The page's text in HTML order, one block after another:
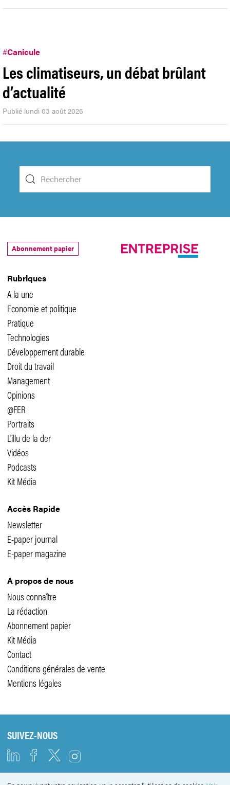
#Canicule
Les climatiseurs, un débat brûlant
d’actualité
Publié lundi 03 août 2026
Rubriques
A la une
Economie et politique
Pratique
Technologies
Développement durable
Droit du travail
Management
Opinions
@FER
Portraits
L'illu de la der
Vidéos
Podcasts
Kit Média
Accès Rapide
Newsletter
E-paper journal
E-paper magazine
A propos de nous
Nous connaître
La rédaction
Abonnement papier
Kit Média
Contact
Conditions générales de vente
Mentions légales
Abonnement papier
SUIVEZ-NOUS